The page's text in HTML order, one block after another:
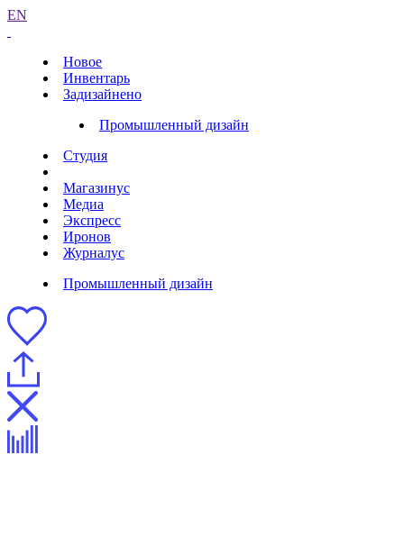
EN
Новое
Инвентарь
Задизайнено
Промышленный дизайн
Студия
Магазинус
Медиа
Экспресс
Иронов
Журналус
Промышленный дизайн